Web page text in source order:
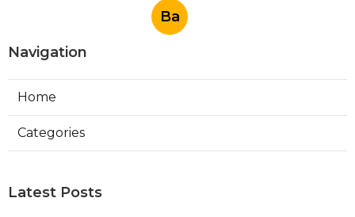
Ba
Navigation
Home
Categories
Latest Posts